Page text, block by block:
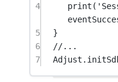
4
print (
5
}
6
//...
7
Adjust .